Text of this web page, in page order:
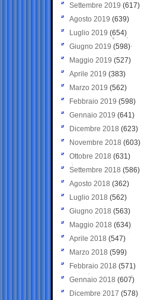
Settembre 2019 (617)
Agosto 2019 (639)
Luglio 2019 (654)
Giugno 2019 (598)
Maggio 2019 (527)
Aprile 2019 (383)
Marzo 2019 (562)
Febbraio 2019 (598)
Gennaio 2019 (641)
Dicembre 2018 (623)
Novembre 2018 (603)
Ottobre 2018 (631)
Settembre 2018 (586)
Agosto 2018 (362)
Luglio 2018 (562)
Giugno 2018 (563)
Maggio 2018 (634)
Aprile 2018 (547)
Marzo 2018 (599)
Febbraio 2018 (571)
Gennaio 2018 (607)
Dicembre 2017 (578)